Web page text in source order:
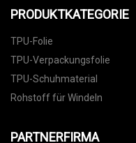
PRODUKTKATEGORIE
TPU-Folie
TPU-Verpackungsfolie
TPU-Schuhmaterial
Rohstoff für Windeln
PARTNERFIRMA